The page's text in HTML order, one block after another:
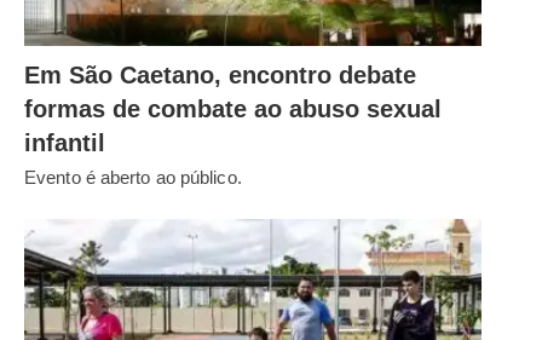
Em São Caetano, encontro debate
formas de combate ao abuso sexual
infantil
Evento é aberto ao público.